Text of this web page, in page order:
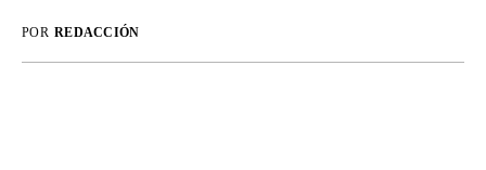
POR REDACCIÓN